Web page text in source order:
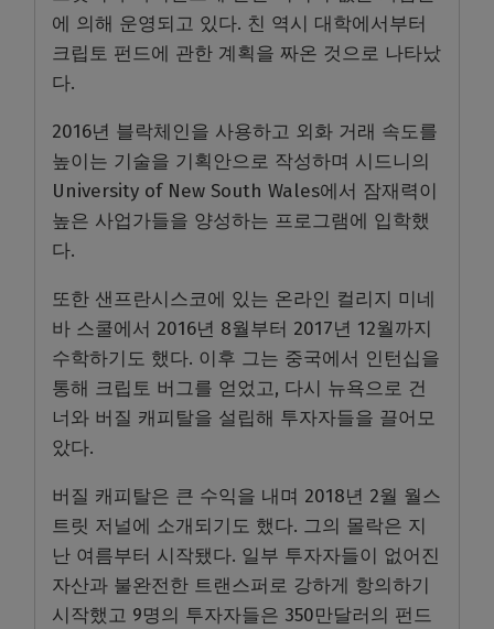
에 의해 운영되고 있다. 친 역시 대학에서부터
크립토 펀드에 관한 계획을 짜온 것으로 나타났
다.
2016년 블락체인을 사용하고 외화 거래 속도를
높이는 기술을 기획안으로 작성하며 시드니의
University of New South Wales에서 잠재력이
높은 사업가들을 양성하는 프로그램에 입학했
다.
또한 샌프란시스코에 있는 온라인 컬리지 미네
바 스쿨에서 2016년 8월부터 2017년 12월까지
수학하기도 했다. 이후 그는 중국에서 인턴십을
통해 크립토 버그를 얻었고, 다시 뉴욕으로 건
너와 버질 캐피탈을 설립해 투자자들을 끌어모
았다.
버질 캐피탈은 큰 수익을 내며 2018년 2월 월스
트릿 저널에 소개되기도 했다. 그의 몰락은 지
난 여름부터 시작됐다. 일부 투자자들이 없어진
자산과 불완전한 트랜스퍼로 강하게 항의하기
시작했고 9명의 투자자들은 350만달러의 펀드